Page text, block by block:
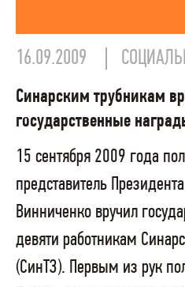
16.09.2009
Синарским трубникам
государственные
15 сентября 2009 года
представитель
Винниченко вручил
девяти работникам
(СинТЗ). Первым из рук